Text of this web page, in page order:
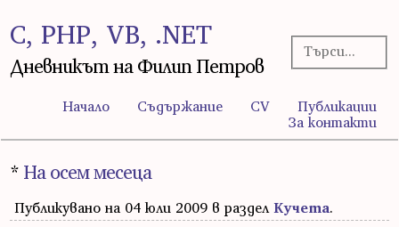
C, PHP, VB, .NET
Дневникът на Филип Петров
Начало Съдържание CV
Публикации
За контакти
* На осем месеца
Публикувано на 04 юли 2009 в раздел Кучета.